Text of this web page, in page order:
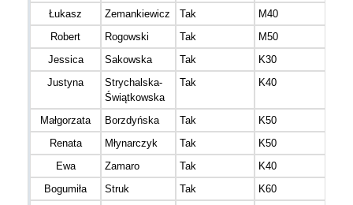
Łukasz
Zemankiewicz Tak
M40
Robert
Rogowski Tak
M50
Jessica
Sakowska Tak
K30
Justyna
Strychalska-
Świątkowska
Tak K40
Małgorzata Borzdyńska Tak
K50
Renata
Młynarczyk Tak
K50
Ewa
Zamaro Tak
K40
Bogumiła
Struk Tak
K60